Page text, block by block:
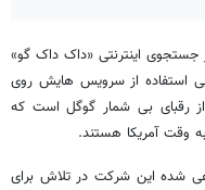
جستجوی اینترنتی «داک داک گو»
استفاده از سرویس هایش روی
رقبای بی شمار گوگل است که
وقت آمریکا هستند.
شده این شرکت در تلاش برای